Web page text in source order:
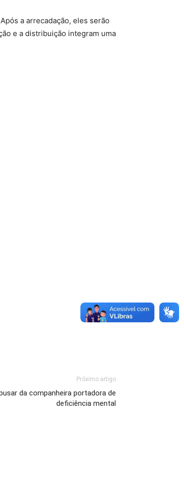
a arrecadação, eles serão
e a distribuição integram uma
Próximo artigo
da companheira portadora de
deficiência mental